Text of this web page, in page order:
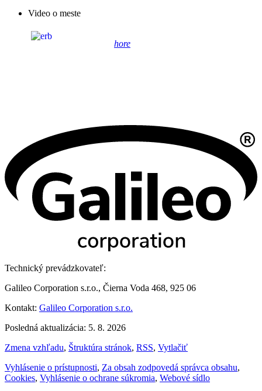
Video o meste
hore
Technický prevádzkovateľ:
Galileo Corporation s.r.o., Čierna Voda 468, 925 06
Kontakt: Galileo Corporation s.r.o.
Posledná aktualizácia: 5. 8. 2026
Zmena vzhľadu, Štruktúra stránok, RSS, Vytlačiť
Vyhlásenie o prístupnosti, Za obsah zodpovedá správca obsahu,
Cookies, Vyhlásenie o ochrane súkromia, Webové sídlo